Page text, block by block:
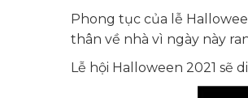
Phong tục của lễ
thân về nhà vì ngày này
Lễ hội Halloween 2021 sẽ